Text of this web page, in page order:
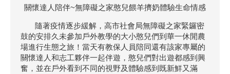
關懷達人陪伴~無障礙之家憨兒餵羊擠奶體驗生命情感
隨著疫情逐步緩解，高市社會局無障礙之家緊鑼密
鼓的安排久未參加戶外教學的大小憨兒們到華一休閒農
場進行生態之旅！當天有教保人員陪同還有該家專屬的
關懷達人和志工夥伴一起伴遊，憨兒們對出遊都感到興
奮，並在戶外看到不同的視野及體驗感到既新鮮又滿